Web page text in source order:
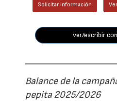
Solicitar información
ver/escribir
Balance de la
pepita 2025/2026